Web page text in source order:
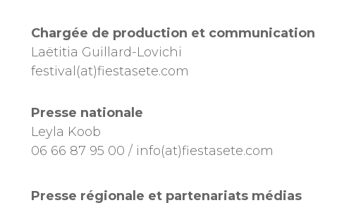
Chargée de production et communication
Laëtitia Guillard-Lovichi
festival(at)fiestasete.com
Presse nationale
Leyla Koob
06 66 87 95 00 / info(at)fiestasete.com
Presse régionale et partenariats médias